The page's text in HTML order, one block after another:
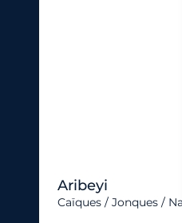
Aribeyi
Caïques / Jonques /